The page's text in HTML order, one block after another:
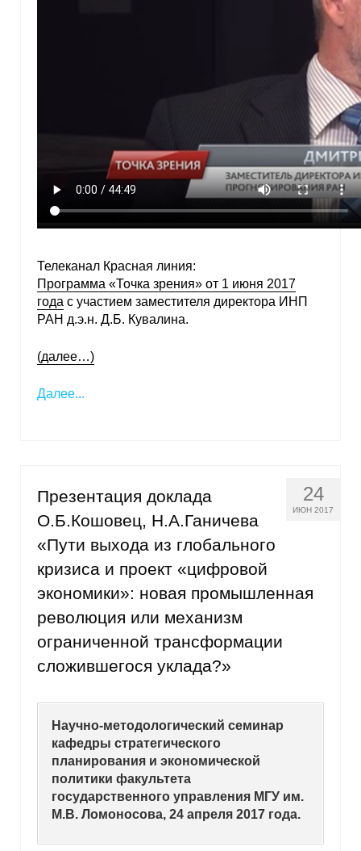
Телеканал Красная линия:
Программа «Точка зрения» от 1 июня 2017
года с участием заместителя директора ИНП
РАН д.э.н. Д.Б. Кувалина.
(далее…)
Далее...
24
ИЮН 2017
Презентация доклада
О.Б.Кошовец, Н.А.Ганичева
«Пути выхода из глобального
кризиса и проект «цифровой
экономики»: новая промышленная
революция или механизм
ограниченной трансформации
сложившегося уклада?»
Научно-методологический семинар
кафедры стратегического
планирования и экономической
политики факультета
государственного управления МГУ им.
М.В. Ломоносова, 24 апреля 2017 года.